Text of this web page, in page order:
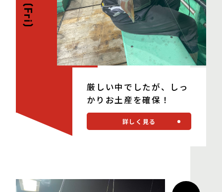
厳しい中でしたが、しっ
かりお土産を確保！
詳しく見る
(Fri)